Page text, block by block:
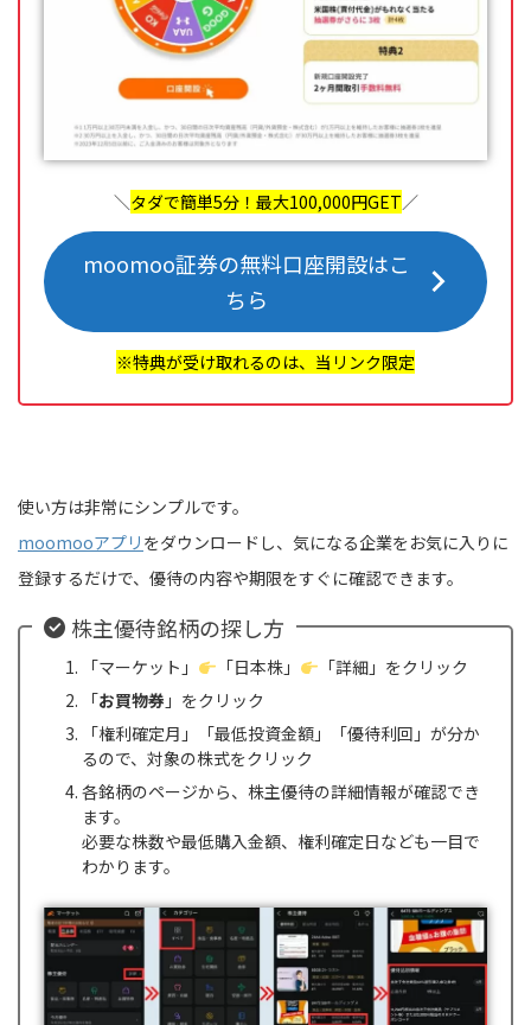
＼タダで簡単5分！最大100,000円GET／
moomoo証券の無料口座開設はこ
ちら
※特典が受け取れるのは、当リンク限定
使い方は非常にシンプルです。
moomooアプリ をダウンロードし、気になる企業をお気に入りに
登録するだけで、優待の内容や期限をすぐに確認できます。
株主優待銘柄の探し方
「マーケット」 「日本株」
「詳細」をクリック
「お買物券 」をクリック
「権利確定月」「最低投資金額」「優待利回」が分か
るので、対象の株式をクリック
各銘柄のページから、株主優待の詳細情報が確認でき
ます。
必要な株数や最低購入金額、権利確定日なども一目で
わかります。